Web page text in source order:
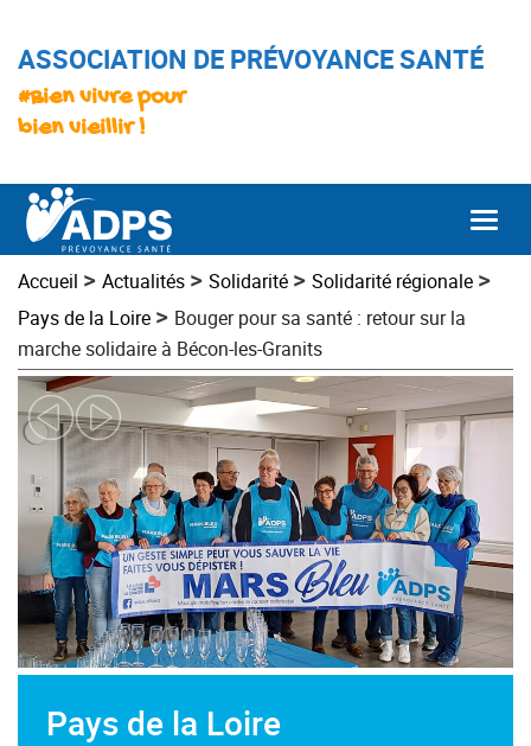
ASSOCIATION DE PRÉVOYANCE SANTÉ
#Bien vivre pour
bien vieillir !
Accueil > Actualités > Solidarité > Solidarité régionale >
Pays de la Loire > Bouger pour sa santé : retour sur la
marche solidaire à Bécon-les-Granits
En présence du Maire et de son adjoint, du Vice-
Président de la Ligue de Maine-et-Loire et du Pôle
Santé du Louroux Béconnais.
Pays de la Loire